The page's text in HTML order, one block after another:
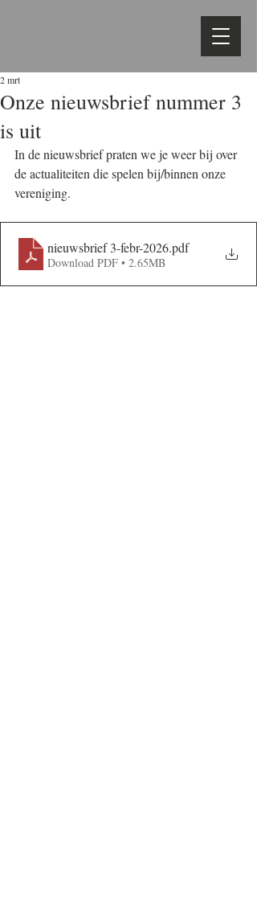
Onze nieuwsbrief nummer 3
is uit
2 mrt
In de nieuwsbrief praten we je weer bij over
de actualiteiten die spelen bij/binnen onze
vereniging.
nieuwsbrief 3-febr-2026.pdf
Download PDF • 2.65MB